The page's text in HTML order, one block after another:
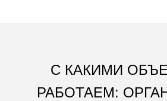
С КАКИМИ
РАБОТАЕМ: